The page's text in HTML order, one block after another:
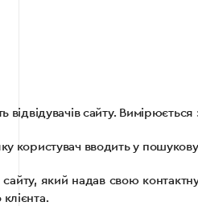
відвідувачів сайту.
користувач вводить у
сайту, який надав свою